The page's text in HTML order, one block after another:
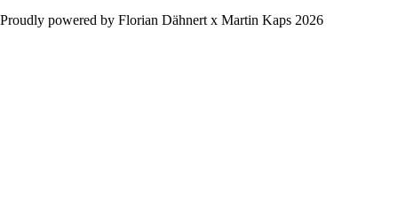
Proudly powered by Florian Dähnert x Martin Kaps 2026